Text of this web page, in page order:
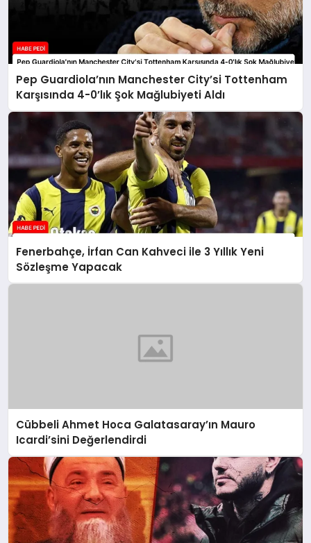
Pep Guardiola’nın Manchester City’si Tottenham
Karşısında 4-0’lık Şok Mağlubiyeti Aldı
Fenerbahçe, İrfan Can Kahveci ile 3 Yıllık Yeni
Sözleşme Yapacak
Cübbeli Ahmet Hoca Galatasaray’ın Mauro
Icardi’sini Değerlendirdi